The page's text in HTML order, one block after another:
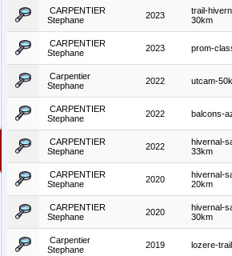
CARPENTIER
Stephane
2023
trail-
30km
CARPENTIER
Stephane
2023 prom-
Carpentier
Stephane
2022 utcam-
CARPENTIER
Stephane
2022 balcons-
CARPENTIER
Stephane
2022
hivernal-
33km
CARPENTIER
Stephane
2020
hivernal-
20km
CARPENTIER
Stephane
2020
hivernal-
30km
Carpentier
Stephane
2019 lozere-